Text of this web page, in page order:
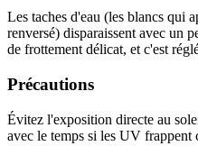
Les taches d'eau (les blancs qui
renversé) disparaissent avec un
de frottement délicat, et c'est
Précautions
Évitez l'exposition directe au
avec le temps si les UV frappent